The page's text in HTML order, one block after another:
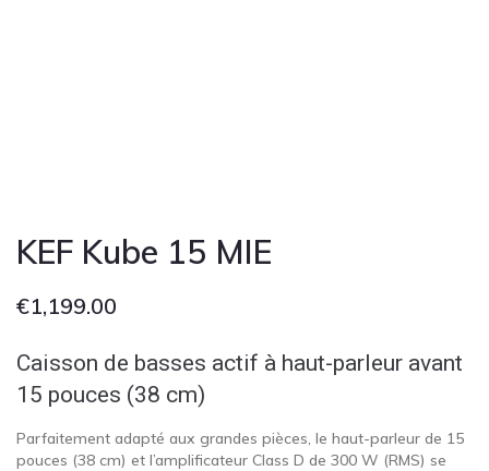
KEF Kube 15 MIE
€1,199.00
Caisson de basses actif à haut-parleur avant
15 pouces (38 cm)
Parfaitement adapté aux grandes pièces, le haut-parleur de 15
pouces (38 cm) et l’amplificateur Class D de 300 W (RMS) se